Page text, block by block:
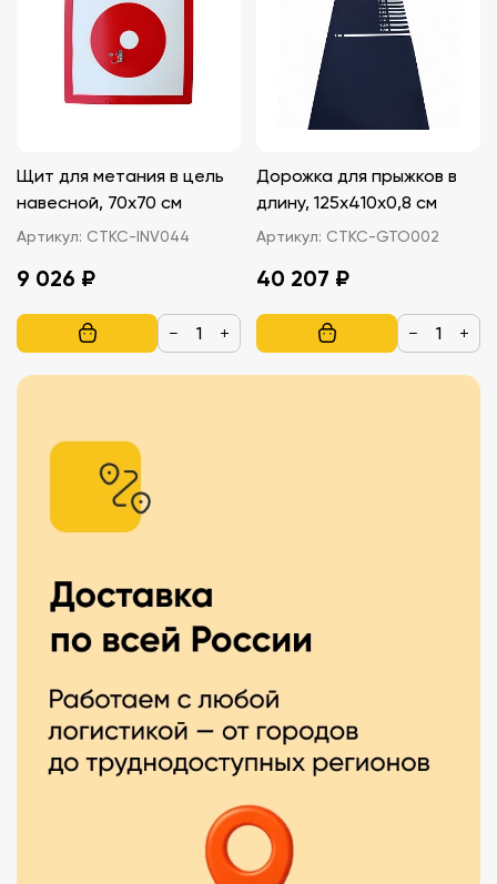
Щит для метания в цель
навесной, 70х70 см
Артикул: СТКС-INV044
9 026 ₽
− +
Дорожка для прыжков в
длину, 125х410х0,8 см
Артикул: СТКС-GTO002
40 207 ₽
− +